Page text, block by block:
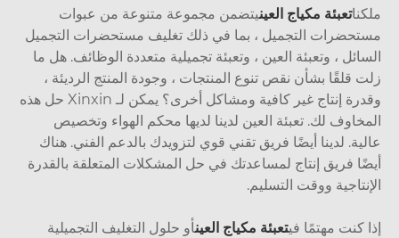
تعبئة مكياج العينيتضمن مجموعة متنوعة من عبوات
التجميل ، بما في ذلك تغليف مستحضرات التجميل
، وتعبئة العين ، وتعبئة تجميلية متعددة الوظائف. هل ما
قلقًا بشأن نقص تنوع المنتجات ، وجودة المنتج الرديئة ،
وقدرة إنتاج غير كافية ومشاكل أخرى؟ يمكن لـ Xinxin حل هذه
لك. تعبئة العين لدينا لديها محكم الهواء وتخصيص
لدينا أيضًا فريق تقني قوي لتزويدك بالدعم الفني. هناك
فريق إنتاج لمساعدتك في حل المشكلات المتعلقة بالقدرة
ووقت التسليم.
كنت مهتمًا فيتعبئة مكياج العينأو حلول التغليف التجميلية